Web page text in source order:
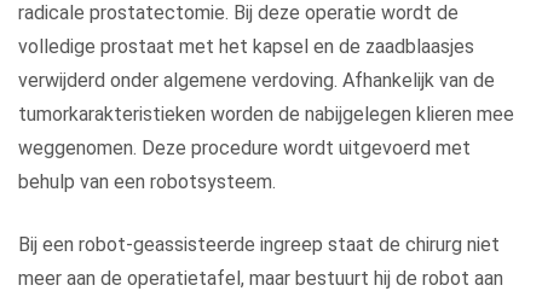
radicale prostatectomie. Bij deze operatie wordt de
volledige prostaat met het kapsel en de zaadblaasjes
verwijderd onder algemene verdoving. Afhankelijk van de
tumorkarakteristieken worden de nabijgelegen klieren mee
weggenomen. Deze procedure wordt uitgevoerd met
behulp van een robotsysteem.
Bij een robot-geassisteerde ingreep staat de chirurg niet
meer aan de operatietafel, maar bestuurt hij de robot aan